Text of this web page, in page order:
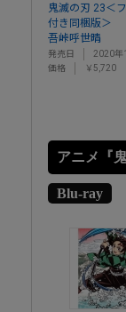
鬼滅の刃 23＜
付き同梱版＞
吾峠呼世晴
発売日
2020年
価格
￥5,720
アニメ『
Blu-ray